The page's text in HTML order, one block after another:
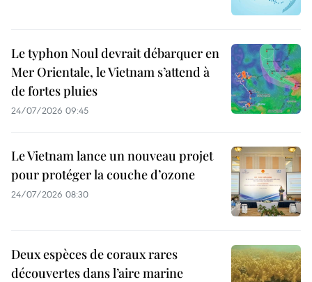
Le typhon Noul devrait débarquer en
Mer Orientale, le Vietnam s’attend à
de fortes pluies
24/07/2026 09:45
Le Vietnam lance un nouveau projet
pour protéger la couche d’ozone
24/07/2026 08:30
Deux espèces de coraux rares
découvertes dans l’aire marine